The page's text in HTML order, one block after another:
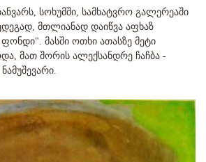
სოხუმში, სამხატვრო გალერეაში
მთლიანად დაიწვა აფხაზ
მასში ოთხი ათასზე მეტი
მათ შორის ალექსანდრე ჩაჩბა -